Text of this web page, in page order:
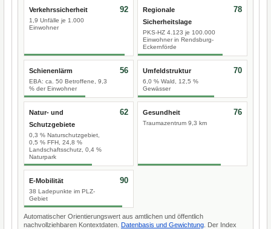
Verkehrssicherheit
1,9 Unfälle je 1.000
Einwohner
92
Regionale
Sicherheitslage
PKS-HZ 4.123 je 100.000
Einwohner in Rendsburg-
Eckernförde
78
Schienenlärm
EBA: ca. 50 Betroffene, 9,3
% der Einwohner
56 Umfeldstruktur
6,0 % Wald, 12,5 %
Gewässer
70
Natur- und
Schutzgebiete
0,3 % Naturschutzgebiet,
0,5 % FFH, 24,8 %
Landschaftsschutz, 0,4 %
Naturpark
62 Gesundheit
Traumazentrum 9,3 km
76
E-Mobilität
38 Ladepunkte im PLZ-
Gebiet
90
Automatischer Orientierungswert aus amtlichen und öffentlich
nachvollziehbaren Kontextdaten. Datenbasis und Gewichtung . Der Index